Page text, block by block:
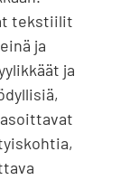
tekstiilit
ja
ja